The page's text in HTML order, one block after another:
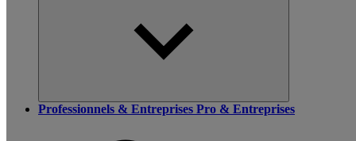
Professionnels & Entreprises Pro & Entreprises